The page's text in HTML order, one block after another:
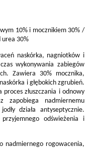
10% i mocznikiem 30% /
urea 30%
naskórka, nagniotków i
wykonywania zabiegów
Zawiera 30% mocznika,
i głębokich zgrubień.
złuszczania i odnowy
zapobiega nadmiernemu
działa antyseptycznie.
odświeżenia i
nadmiernego rogowacenia,